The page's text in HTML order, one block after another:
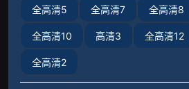
全高清5 全高清7 全高清8
全高清10 高清3 全高清12
全高清2